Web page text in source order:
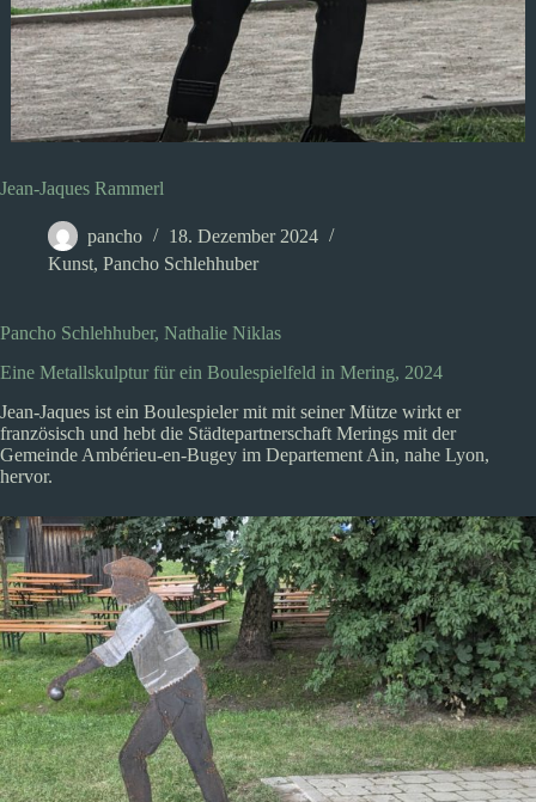
Jean-Jaques Rammerl
pancho
18. Dezember 2024
Kunst, Pancho Schlehhuber
Pancho Schlehhuber, Nathalie Niklas
Eine Metallskulptur für ein Boulespielfeld in Mering, 2024
Jean-Jaques ist ein Boulespieler mit mit seiner Mütze wirkt er
französisch und hebt die Städtepartnerschaft Merings mit der
Gemeinde Ambérieu-en-Bugey im Departement Ain, nahe Lyon,
hervor.